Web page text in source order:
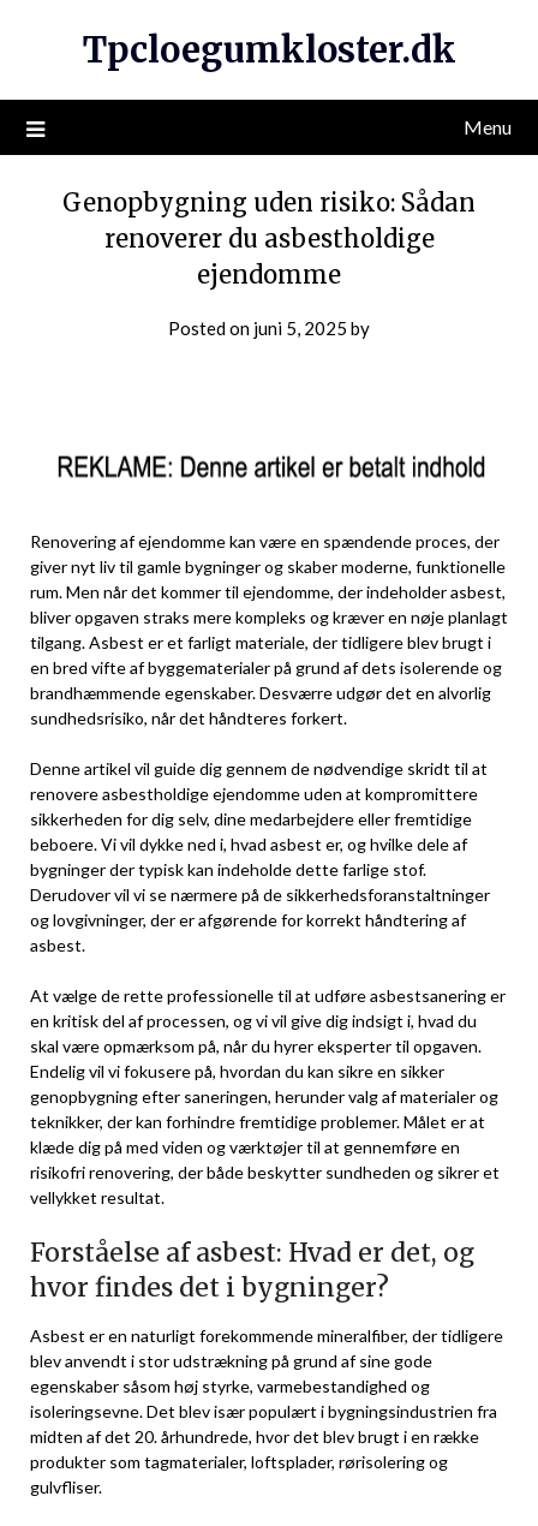
Tpcloegumkloster.dk
Menu
Genopbygning uden risiko: Sådan
renoverer du asbestholdige
ejendomme
Posted on juni 5, 2025 by
Renovering af ejendomme kan være en spændende proces, der
giver nyt liv til gamle bygninger og skaber moderne, funktionelle
rum. Men når det kommer til ejendomme, der indeholder asbest,
bliver opgaven straks mere kompleks og kræver en nøje planlagt
tilgang. Asbest er et farligt materiale, der tidligere blev brugt i
en bred vifte af byggematerialer på grund af dets isolerende og
brandhæmmende egenskaber. Desværre udgør det en alvorlig
sundhedsrisiko, når det håndteres forkert.
Denne artikel vil guide dig gennem de nødvendige skridt til at
renovere asbestholdige ejendomme uden at kompromittere
sikkerheden for dig selv, dine medarbejdere eller fremtidige
beboere. Vi vil dykke ned i, hvad asbest er, og hvilke dele af
bygninger der typisk kan indeholde dette farlige stof.
Derudover vil vi se nærmere på de sikkerhedsforanstaltninger
og lovgivninger, der er afgørende for korrekt håndtering af
asbest.
At vælge de rette professionelle til at udføre asbestsanering er
en kritisk del af processen, og vi vil give dig indsigt i, hvad du
skal være opmærksom på, når du hyrer eksperter til opgaven.
Endelig vil vi fokusere på, hvordan du kan sikre en sikker
genopbygning efter saneringen, herunder valg af materialer og
teknikker, der kan forhindre fremtidige problemer. Målet er at
klæde dig på med viden og værktøjer til at gennemføre en
risikofri renovering, der både beskytter sundheden og sikrer et
vellykket resultat.
Forståelse af asbest: Hvad er det, og
hvor findes det i bygninger?
Asbest er en naturligt forekommende mineralfiber, der tidligere
blev anvendt i stor udstrækning på grund af sine gode
egenskaber såsom høj styrke, varmebestandighed og
isoleringsevne. Det blev især populært i bygningsindustrien fra
midten af det 20. århundrede, hvor det blev brugt i en række
produkter som tagmaterialer, loftsplader, rørisolering og
gulvfliser.